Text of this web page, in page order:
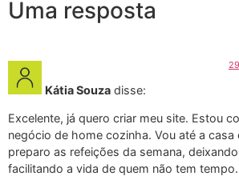
Uma resposta
Kátia Souza disse:
Excelente, já quero criar meu site. Estou
negócio de home cozinha. Vou até a
preparo as refeições da semana,
facilitando a vida de quem não tem